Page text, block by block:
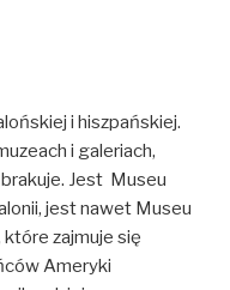
i hiszpańskiej.
i galeriach,
Jest Museu
jest nawet Museu
zajmuje się
Ameryki